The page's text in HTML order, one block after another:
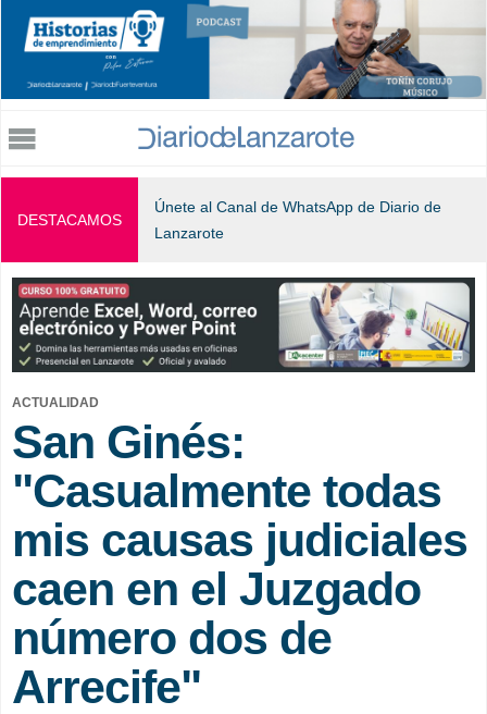
Jump to navigation
DESTACAMOS
Únete al Canal de WhatsApp de Diario de
Lanzarote
ACTUALIDAD
San Ginés:
"Casualmente todas
mis causas judiciales
caen en el Juzgado
número dos de
Arrecife"